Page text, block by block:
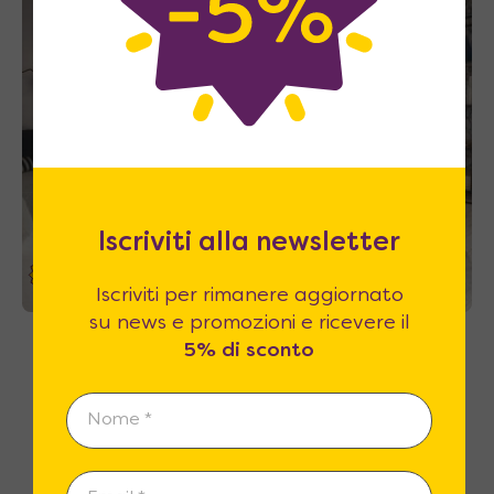
Tip Tap 140 Extra – Tavolino caffe
A partire da 1.490€
Iscriviti alla newsletter
Iscriviti per rimanere aggiornato
su news e promozioni e ricevere il
5% di sconto